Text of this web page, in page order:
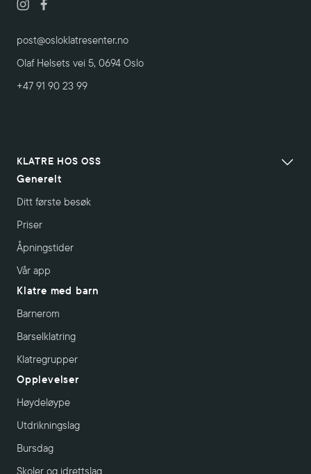
post@osloklatresenter.no
Olaf Helsets vei 5, 0694 Oslo
+47 91 90 23 99
KLATRE HOS OSS
Generelt
Ditt første besøk
Priser
Åpningstider
Vår app
Klatre med barn
Barnerom
Barselklatring
Klatregrupper
Opplevelser
Høydeløype
Utdrikningslag
Bursdag
Skoler og idrettslag